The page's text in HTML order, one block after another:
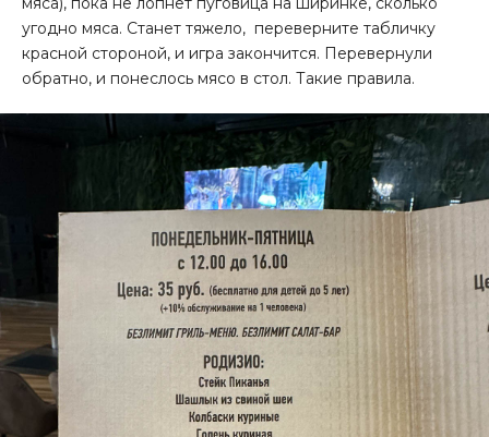
угодно мяса. Станет тяжело, переверните табличку
красной стороной, и игра закончится. Перевернули
обратно, и понеслось мясо в стол. Такие правила.